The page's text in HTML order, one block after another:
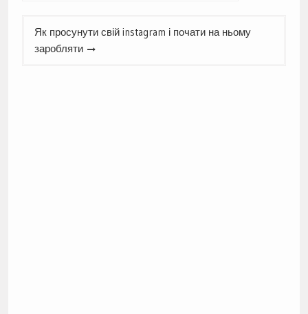
Як просунути свій instagram і почати на ньому
заробляти